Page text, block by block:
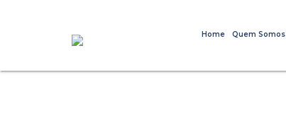
Home Quem Somos